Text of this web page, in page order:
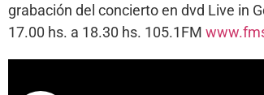
grabación del concierto en dvd Live in
17.00 hs. a 18.30 hs. 105.1FM